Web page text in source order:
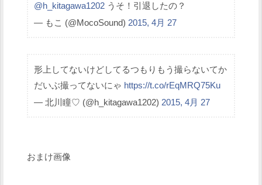
@h_kitagawa1202 うそ！引退したの？
— もこ (@MocoSound) 2015, 4月 27
形上してないけどしてるつもりもう撮らないてか
だいぶ撮ってないにゃ https://t.co/rEqMRQ75Ku
— 北川瞳♡ (@h_kitagawa1202) 2015, 4月 27
おまけ画像